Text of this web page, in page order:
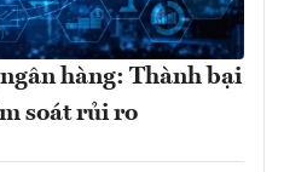
hàng: Thành bại
soát rủi ro